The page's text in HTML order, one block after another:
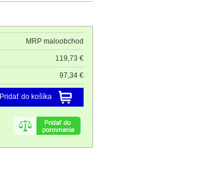
MRP maloobchod
119,73 €
97,34 €
Pridať do košíka